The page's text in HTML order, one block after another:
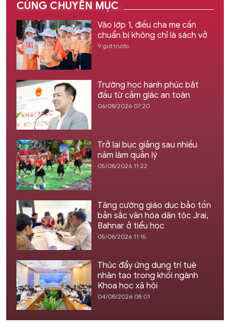
CÙNG CHUYÊN MỤC
Vào lớp 1, điều cha mẹ cần
chuẩn bị không chỉ là sách vở
9 giờ trước
Trường học hạnh phúc bắt
đầu từ cảm giác an toàn
06/08/2026 07:20
Trở lại bục giảng sau nhiều
năm làm quản lý
05/08/2026 11:22
Tăng cường giáo dục bảo tồn
bản sắc văn hóa dân tộc Jrai,
Bahnar ở tiểu học
05/08/2026 11:15
Thúc đẩy ứng dụng trí tuệ
nhân tạo trong khối ngành
Khoa học xã hội
04/08/2026 08:01